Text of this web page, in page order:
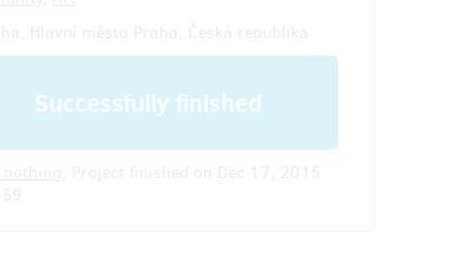
Successfully finished